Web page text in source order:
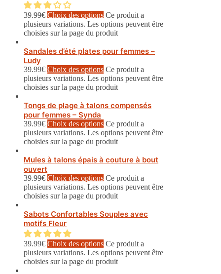
39.99€ Choix des options Ce produit a
plusieurs variations. Les options peuvent être
choisies sur la page du produit
Sandales d’été plates pour femmes –
Ludy
39.99€ Choix des options Ce produit a
plusieurs variations. Les options peuvent être
choisies sur la page du produit
Tongs de plage à talons compensés
pour femmes – Synda
39.99€ Choix des options Ce produit a
plusieurs variations. Les options peuvent être
choisies sur la page du produit
Mules à talons épais à couture à bout
ouvert
39.99€ Choix des options Ce produit a
plusieurs variations. Les options peuvent être
choisies sur la page du produit
Sabots Confortables Souples avec
motifs Fleur
39.99€ Choix des options Ce produit a
plusieurs variations. Les options peuvent être
choisies sur la page du produit